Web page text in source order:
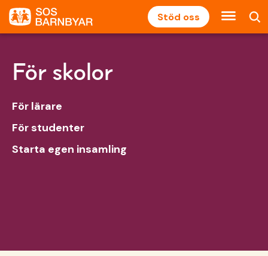
Stöd oss
För skolor
För lärare
För studenter
Starta egen insamling